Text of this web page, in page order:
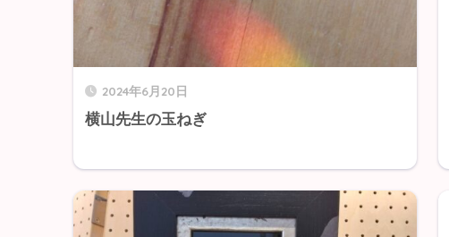
2024年6月20日
横山先生の玉ねぎ